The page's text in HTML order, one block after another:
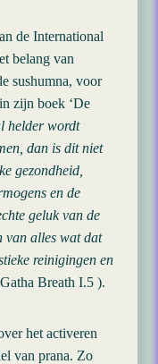
de International
belang van
sushumna, voor
zijn boek ‘De
helder wordt
dan is dit niet
gezondheid,
en de
geluk van de
van alles wat dat
reinigingen en
Breath I.5 ).
het activeren
van prana. Zo